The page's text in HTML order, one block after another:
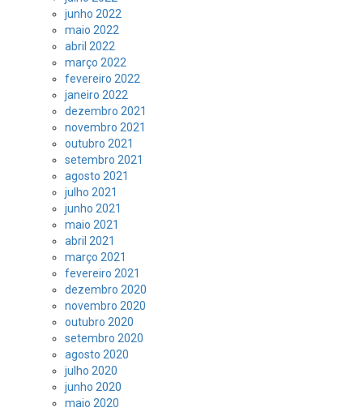
junho 2022
maio 2022
abril 2022
março 2022
fevereiro 2022
janeiro 2022
dezembro 2021
novembro 2021
outubro 2021
setembro 2021
agosto 2021
julho 2021
junho 2021
maio 2021
abril 2021
março 2021
fevereiro 2021
dezembro 2020
novembro 2020
outubro 2020
setembro 2020
agosto 2020
julho 2020
junho 2020
maio 2020